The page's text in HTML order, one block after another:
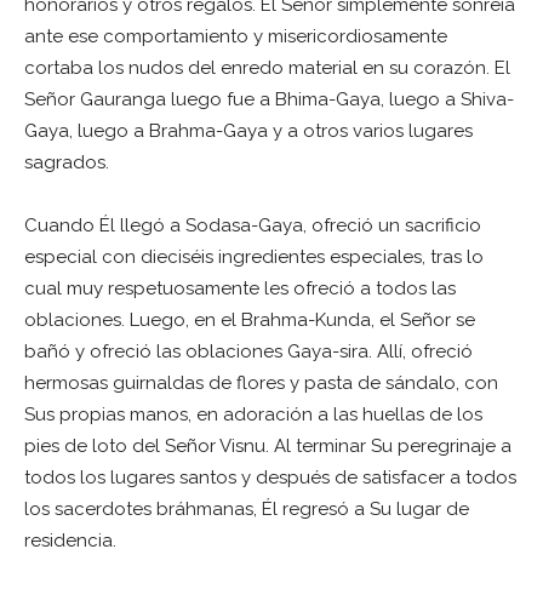
honorarios y otros regalos. El Señor simplemente sonreía
ante ese comportamiento y misericordiosamente
cortaba los nudos del enredo material en su corazón. El
Señor Gauranga luego fue a Bhima-Gaya, luego a Shiva-
Gaya, luego a Brahma-Gaya y a otros varios lugares
sagrados.
Cuando Él llegó a Sodasa-Gaya, ofreció un sacrificio
especial con dieciséis ingredientes especiales, tras lo
cual muy respetuosamente les ofreció a todos las
oblaciones. Luego, en el Brahma-Kunda, el Señor se
bañó y ofreció las oblaciones Gaya-sira. Allí, ofreció
hermosas guirnaldas de flores y pasta de sándalo, con
Sus propias manos, en adoración a las huellas de los
pies de loto del Señor Visnu. Al terminar Su peregrinaje a
todos los lugares santos y después de satisfacer a todos
los sacerdotes bráhmanas, Él regresó a Su lugar de
residencia.